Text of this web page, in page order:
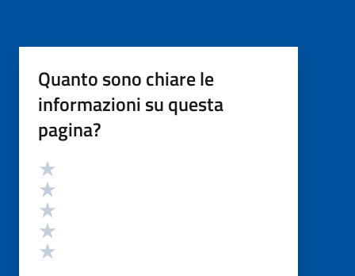
Quanto sono chiare le
informazioni su questa
pagina?
Valutazione